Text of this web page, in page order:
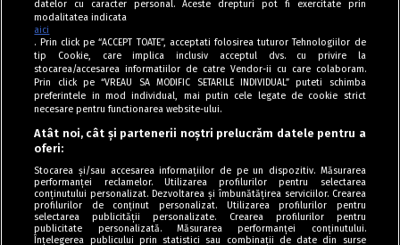
Tag index
Program Antena 1
Politica de cookies
Politica de confidențialitate
datelor cu caracter personal. Aceste drepturi pot fi exercitate prin
modalitatea indicata
aici
. Prin click pe “ACCEPT TOATE”, acceptati folosirea tuturor Tehnologiilor de
tip Cookie, care implica inclusiv acceptul dvs. cu privire la
stocarea/accesarea informatiilor de catre Vendor-ii cu care colaboram.
Prin click pe “VREAU SA MODIFIC SETARILE INDIVIDUAL” puteti schimba
preferintele in mod individual, mai putin cele legate de cookie strict
necesare pentru functionarea website-ului.
Atât noi, cât și partenerii noștri prelucrăm datele pentru a
oferi:
Stocarea și/sau accesarea informațiilor de pe un dispozitiv. Măsurarea
performanței reclamelor. Utilizarea profilurilor pentru selectarea
conținutului personalizat. Dezvoltarea și îmbunătățirea serviciilor. Crearea
profilurilor de conținut personalizat. Utilizarea profilurilor pentru
selectarea publicității personalizate. Crearea profilurilor pentru
publicitate personalizată. Măsurarea performanței conținutului.
Înțelegerea publicului prin statistici sau combinații de date din surse